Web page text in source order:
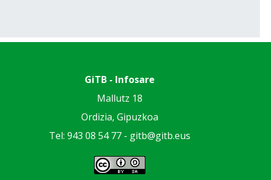
GiTB - Infosare
Mallutz 18
Ordizia, Gipuzkoa
Tel: 943 08 54 77 - gitb@gitb.eus